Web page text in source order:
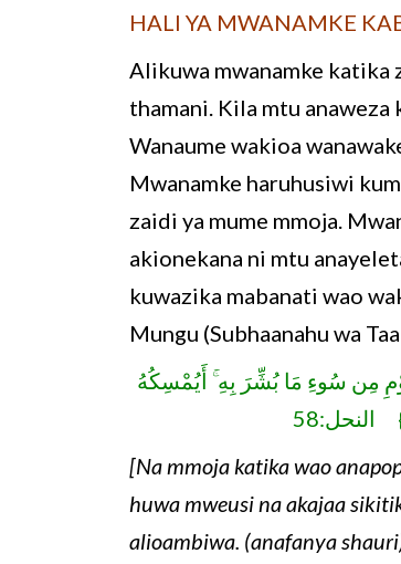
HALI YA MWANAMKE
Alikuwa mwanamke katika
thamani. Kila mtu
Wanaume wakioa
Mwanamke haruhusiwi
zaidi ya mume mmoja.
akionekana ni mtu
kuwazika mabanati wao
Mungu (Subhaanahu wa
مِن سُوءِ مَا بُشِّرَ بِهِ ۚ أَيُمْسِكُهُ
[Na mmoja katika wao
huwa mweusi na akajaa
alioambiwa. (anafanya